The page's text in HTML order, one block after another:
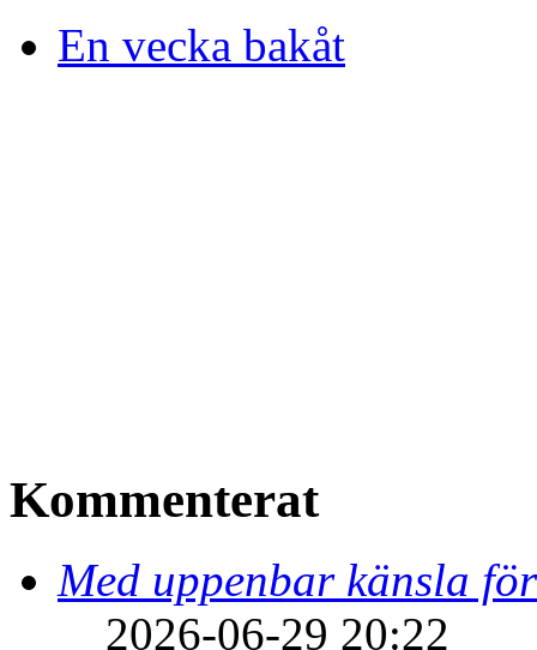
En vecka bakåt
Kommenterat
Med uppenbar känsla
2026-06-29 20:22